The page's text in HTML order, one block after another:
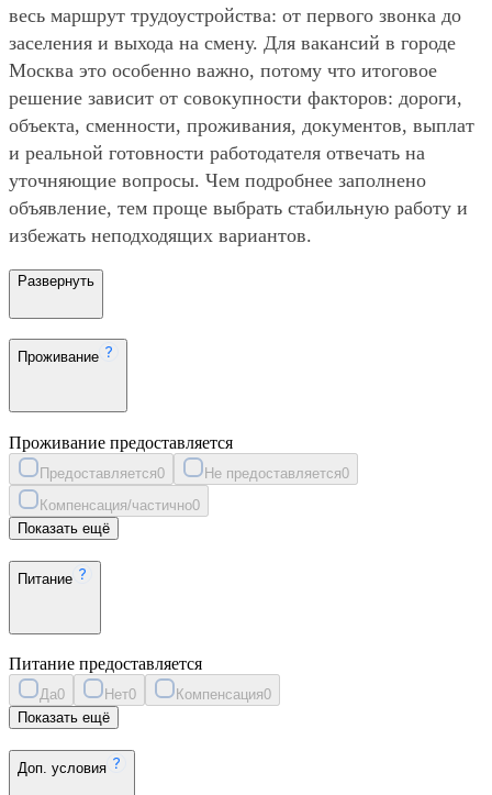
весь маршрут трудоустройства: от первого звонка до
заселения и выхода на смену. Для вакансий в городе
Москва это особенно важно, потому что итоговое
решение зависит от совокупности факторов: дороги,
объекта, сменности, проживания, документов, выплат
и реальной готовности работодателя отвечать на
уточняющие вопросы. Чем подробнее заполнено
объявление, тем проще выбрать стабильную работу и
избежать неподходящих вариантов.
Развернуть
Проживание
Проживание предоставляется
Предоставляется0 Не предоставляется0
Компенсация/частично0
Показать ещё
Питание
Питание предоставляется
Да0 Нет0 Компенсация0
Показать ещё
Доп. условия